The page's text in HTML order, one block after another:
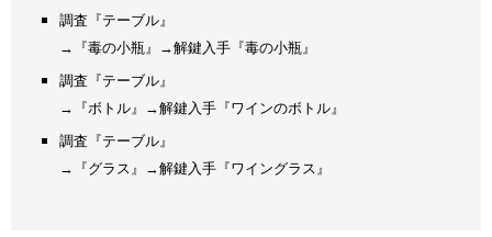
調査『テーブル』
→『毒の小瓶』→解鍵入手『毒の小瓶』
調査『テーブル』
→『ボトル』→解鍵入手『ワインのボトル』
調査『テーブル』
→『グラス』→解鍵入手『ワイングラス』